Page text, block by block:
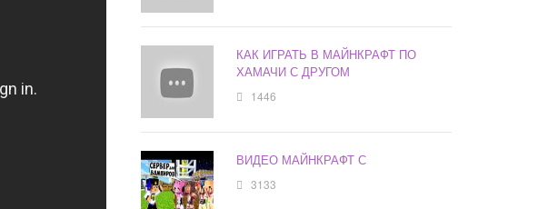
КАК ИГРАТЬ В МАЙНКРАФТ ПО
ХАМАЧИ С ДРУГОМ
1446
ВИДЕО МАЙНКРАФТ С
3133